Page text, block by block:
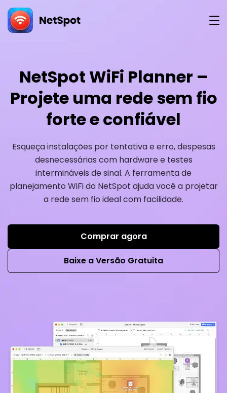
Gratuita
NetSpot WiFi Planner –
Projete uma rede sem fio
forte e confiável
Esqueça instalações por tentativa e erro, despesas
desnecessárias com hardware e testes
intermináveis de sinal. A ferramenta de
planejamento WiFi do NetSpot ajuda você a projetar
a rede sem fio ideal com facilidade.
Comprar agora
Baixe a Versão Gratuita